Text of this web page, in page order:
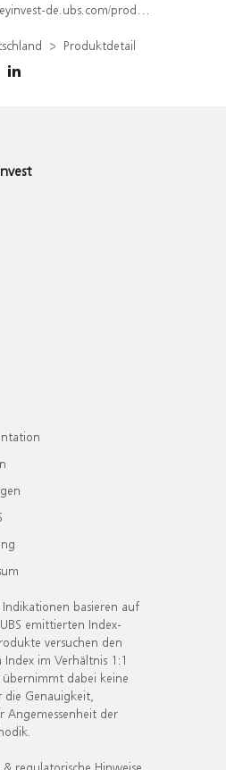
produkt/detail/index/isin/DE000WA8KMR2
Produktdetail
Indikationen basieren auf
emittierten Index-
versuchen den
im Verhältnis 1:1
übernimmt dabei keine
Genauigkeit,
Angemessenheit der